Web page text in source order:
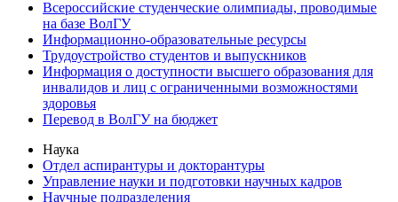
Всероссийские студенческие олимпиады, проводимые
на базе ВолГУ
Информационно-образовательные ресурсы
Трудоустройство студентов и выпускников
Информация о доступности высшего образования для
инвалидов и лиц с ограниченными возможностями
здоровья
Перевод в ВолГУ на бюджет
Наука
Отдел аспирантуры и докторантуры
Управление науки и подготовки научных кадров
Научные подразделения